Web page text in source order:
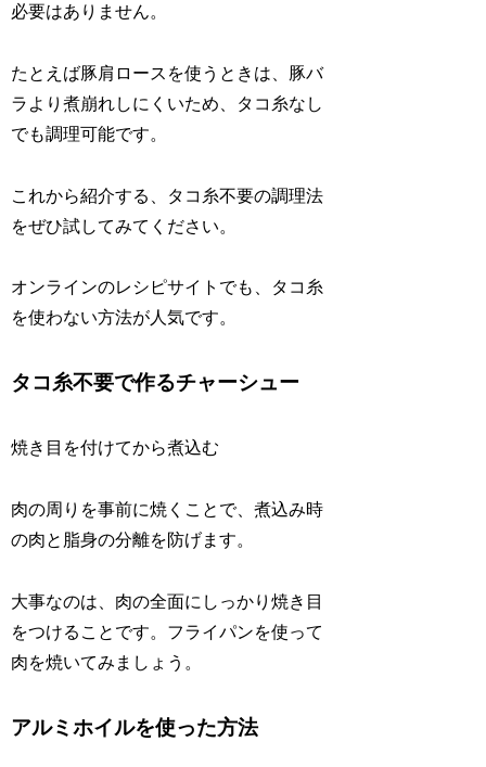
必要はありません。
たとえば豚肩ロースを使うときは、豚バ
ラより煮崩れしにくいため、タコ糸なし
でも調理可能です。
これから紹介する、タコ糸不要の調理法
をぜひ試してみてください。
オンラインのレシピサイトでも、タコ糸
を使わない方法が人気です。
タコ糸不要で作るチャーシュー
焼き目を付けてから煮込む
肉の周りを事前に焼くことで、煮込み時
の肉と脂身の分離を防げます。
大事なのは、肉の全面にしっかり焼き目
をつけることです。フライパンを使って
肉を焼いてみましょう。
アルミホイルを使った方法